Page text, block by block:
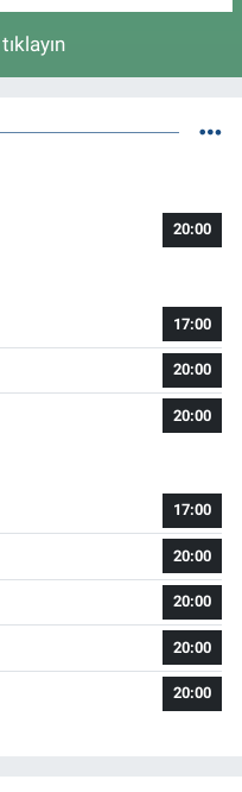
20:00
17:00
20:00
20:00
17:00
20:00
20:00
20:00
20:00